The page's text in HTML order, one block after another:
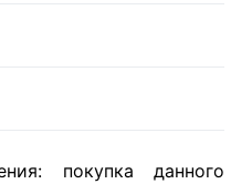
покупка данного